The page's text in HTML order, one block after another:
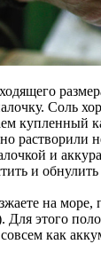
Соль
купленный
растворили
и
и
на море,
Для этого
совсем как